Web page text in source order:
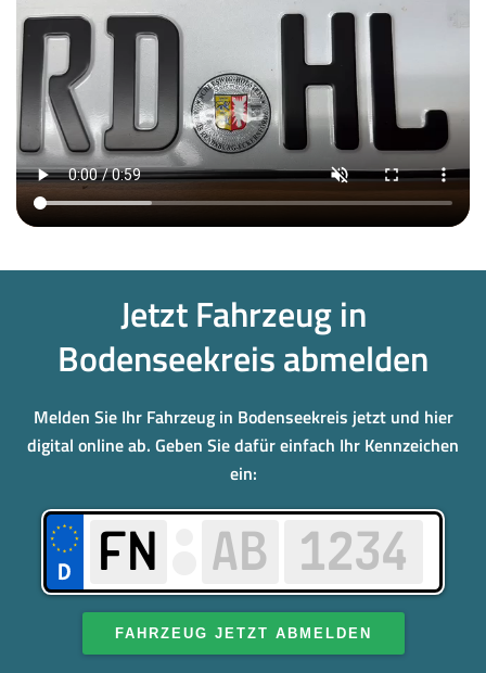
Jetzt Fahrzeug in
Bodenseekreis abmelden
Melden Sie Ihr Fahrzeug in Bodenseekreis jetzt und hier
digital online ab. Geben Sie dafür einfach Ihr Kennzeichen
ein:
FAHRZEUG JETZT ABMELDEN